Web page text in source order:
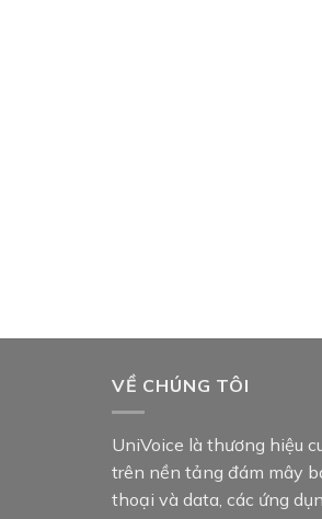
VỀ CHÚNG TÔI
UniVoice là thương hiệu
trên nền tảng đám mây
thoại và data, các ứng